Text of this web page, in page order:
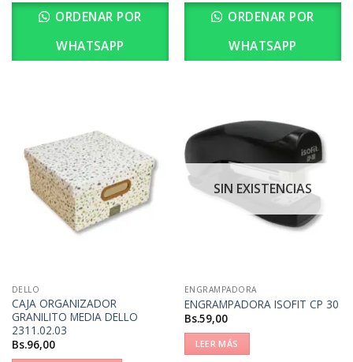
ORDENAR POR
WHATSAPP
ORDENAR POR
WHATSAPP
DELLO
CAJA ORGANIZADOR
GRANILITO MEDIA DELLO
2311.02.03
Bs.96,00
SIN EXISTENCIAS
ENGRAMPADORA
ENGRAMPADORA ISOFIT CP 30
Bs.59,00
LEER MÁS